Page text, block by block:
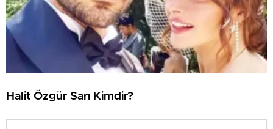
Halit Özgür Sarı Kimdir?